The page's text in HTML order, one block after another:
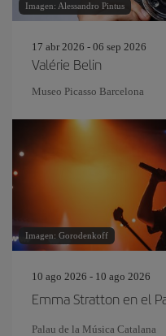
Imagen: Alessandro Pintus
17 abr 2026 - 06 sep 2026
Valérie Belin
Museo Picasso Barcelona
Imagen: Gorodenkoff
10 ago 2026 - 10 ago 2026
Emma Stratton en el
Palau de la Música Catalana